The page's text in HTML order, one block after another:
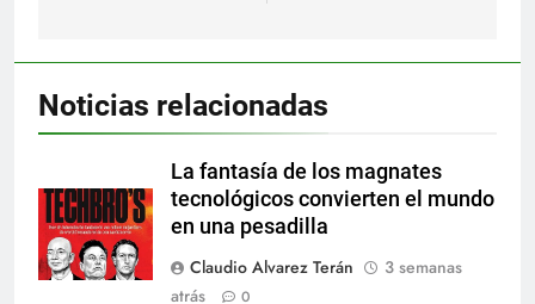
Noticias relacionadas
La fantasía de los magnates
tecnológicos convierten el mundo
en una pesadilla
Claudio Alvarez Terán
3 semanas
atrás
0